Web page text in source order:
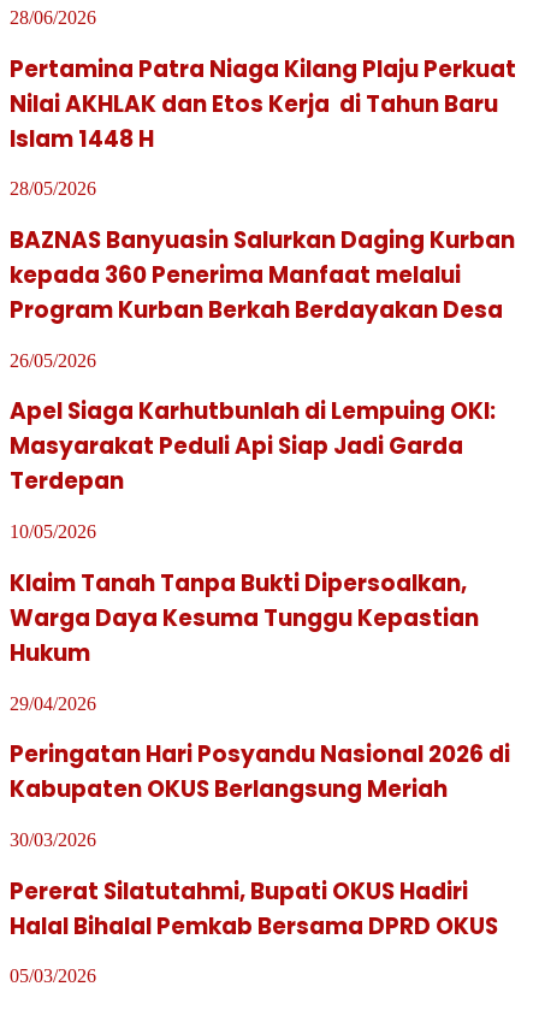
28/06/2026
Pertamina Patra Niaga Kilang Plaju Perkuat
Nilai AKHLAK dan Etos Kerja di Tahun Baru
Islam 1448 H
28/05/2026
BAZNAS Banyuasin Salurkan Daging Kurban
kepada 360 Penerima Manfaat melalui
Program Kurban Berkah Berdayakan Desa
26/05/2026
Apel Siaga Karhutbunlah di Lempuing OKI:
Masyarakat Peduli Api Siap Jadi Garda
Terdepan
10/05/2026
Klaim Tanah Tanpa Bukti Dipersoalkan,
Warga Daya Kesuma Tunggu Kepastian
Hukum
29/04/2026
Peringatan Hari Posyandu Nasional 2026 di
Kabupaten OKUS Berlangsung Meriah
30/03/2026
Pererat Silatutahmi, Bupati OKUS Hadiri
Halal Bihalal Pemkab Bersama DPRD OKUS
05/03/2026